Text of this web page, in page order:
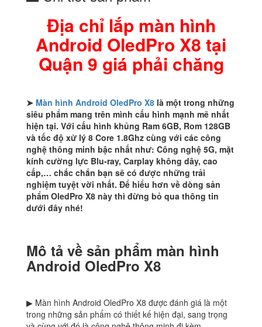
tại
chăng
Địa chỉ lắp màn hình
Android OledPro X8 tại
Quận 9 giá phải chăng
➤ Màn hình Android OledPro X8 là một trong những
siêu phẩm mang trên mình cấu hình mạnh mẽ nhất
hiện tại. Với cấu hình khủng Ram 6GB, Rom 128GB
và tốc độ xử lý 8 Core 1.8Ghz cùng với các công
nghệ thông minh bậc nhất như: Công nghệ 5G, mặt
kính cường lực Blu-ray, Carplay không dây, cao
cấp,… chắc chắn bạn sẽ có được những trải
nghiệm tuyệt vời nhất. Để hiểu hơn về dòng sản
phẩm OledPro X8 này thì đừng bỏ qua thông tin
dưới đây nhé!
Mô tả về sản phẩm màn hình
Android OledPro X8
▶ Màn hình Android OledPro X8 được đánh giá là một
trong những sản phẩm có thiết kế hiện đại, sang trọng